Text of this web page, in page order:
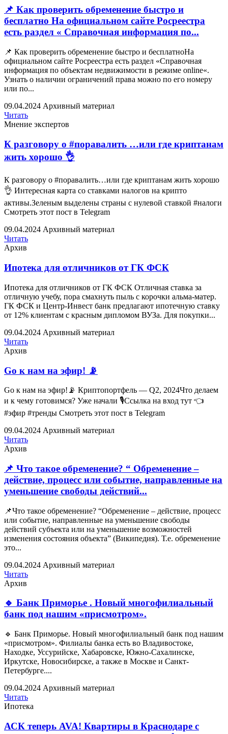
📌 Как проверить обременение быстро и
бесплатно На официальном сайте Росреестра
есть раздел « Справочная информация по...
📌 Как проверить обременение быстро и бесплатноНа
официальном сайте Росреестра есть раздел «Справочная
информация по объектам недвижимости в режиме online«.
Узнать о наличии ограничений права можно по его номеру
или по...
09.04.2024 Архивный материал
Читать
Мнение экспертов
К разговору о #поравалить …или где криптанам
жить хорошо 👌
К разговору о #поравалить…или где криптанам жить хорошо
👌 Интересная карта со ставками налогов на крипто
активы.Зеленым выделены страны с нулевой ставкой #налоги
Смотреть этот пост в Telegram
09.04.2024 Архивный материал
Читать
Архив
Ипотека для отличников от ГК ФСК
Ипотека для отличников от ГК ФСК Отличная ставка за
отличную учебу, пора смахнуть пыль с корочки альма-матер.
ГК ФСК и Центр-Инвест банк предлагают ипотечную ставку
от 12% клиентам с красным дипломом ВУЗа. Для покупки...
09.04.2024 Архивный материал
Читать
Архив
Go к нам на эфир! 📡
Go к нам на эфир!📡 Криптопортфель — Q2, 2024Что делаем
и к чему готовимся? Уже начали 🎙Ссылка на вход тут 👈
#эфир #тренды Смотреть этот пост в Telegram
09.04.2024 Архивный материал
Читать
Архив
📌 Что такое обременение? “ Обременение –
действие, процесс или событие, направленные на
уменьшение свободы действий...
📌Что такое обременение? “Обременение – действие, процесс
или событие, направленные на уменьшение свободы
действий субъекта или на уменьшение возможностей
изменения состояния объекта” (Википедия). Т.е. обременение
это...
09.04.2024 Архивный материал
Читать
Архив
🔹 Банк Приморье . Новый многофилиальный
банк под нашим «присмотром».
🔹 Банк Приморье. Новый многофилиальный банк под нашим
«присмотром». Филиалы банка есть во Владивостоке,
Находке, Уссурийске, Хабаровске, Южно-Сахалинске,
Иркутске, Новосибирске, а также в Москве и Санкт-
Петербурге....
09.04.2024 Архивный материал
Читать
Ипотека
АСК теперь AVA! Квартиры в Краснодаре с